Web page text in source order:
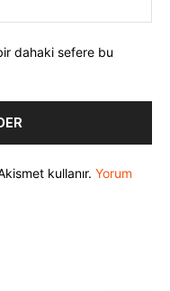
dahaki sefere bu
kullanır. Yorum